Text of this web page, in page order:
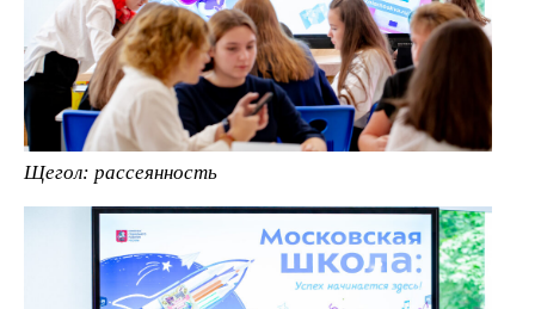
Щегол: рассеянность